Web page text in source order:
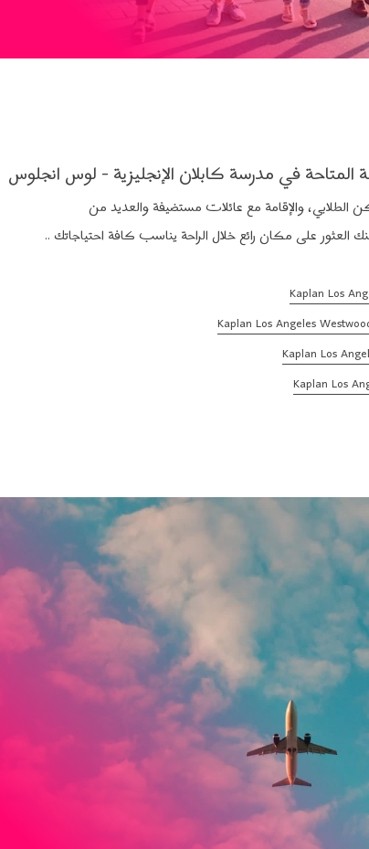
المتاحة في مدرسة كابلان الإنجليزية - لوس انجلوس
والإقامة مع عائلات مستضيفة والعديد من
العثور على مكان رائع خلال الراحة يناسب كافة احتياجاتك ..
Kaplan Los
Kaplan Los Angeles
Kaplan Los
Kaplan Los